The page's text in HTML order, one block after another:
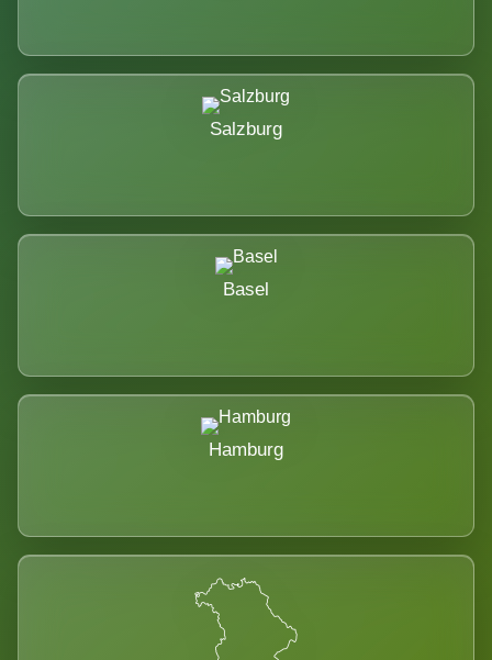
Salzburg
Basel
Hamburg